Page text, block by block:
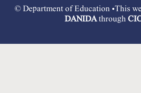
© Department of Education •This
DANIDAthrough